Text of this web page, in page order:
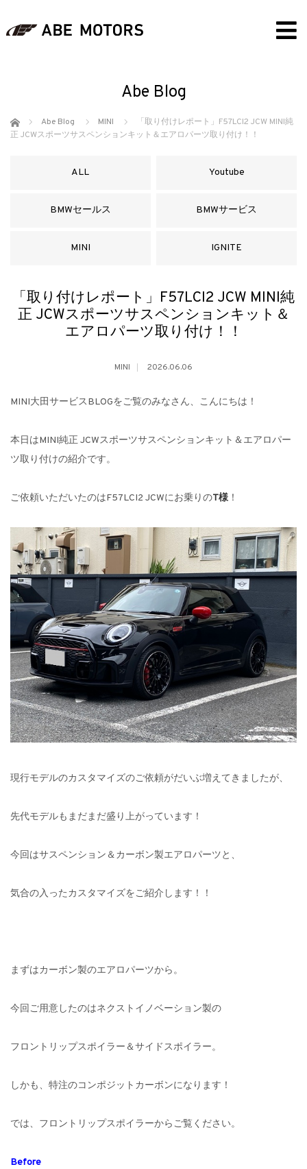
Abe Blog
ホーム Abe Blog MINI
「取り付けレポート」F57LCI2 JCW MINI純
正 JCWスポーツサスペンションキット＆エアロパーツ取り付け！！
ALL Youtube
BMWセールス BMWサービス
MINI IGNITE
「取り付けレポート」F57LCI2 JCW MINI純
正 JCWスポーツサスペンションキット＆
エアロパーツ取り付け！！
MINI 2026.06.06
MINI大田サービスBLOGをご覧のみなさん、こんにちは！
本日はMINI純正 JCWスポーツサスペンションキット＆エアロパー
ツ取り付けの紹介です。
ご依頼いただいたのはF57LCI2 JCWにお乗りのT様 ！
現行モデルのカスタマイズのご依頼がだいぶ増えてきましたが、
先代モデルもまだまだ盛り上がっています！
今回はサスペンション＆カーボン製エアロパーツと、
気合の入ったカスタマイズをご紹介します！！
まずはカーボン製のエアロパーツから。
今回ご用意したのはネクストイノベーション製の
フロントリップスポイラー＆サイドスポイラー。
しかも、特注のコンポジットカーボンになります！
では、フロントリップスポイラーからご覧ください。
Before